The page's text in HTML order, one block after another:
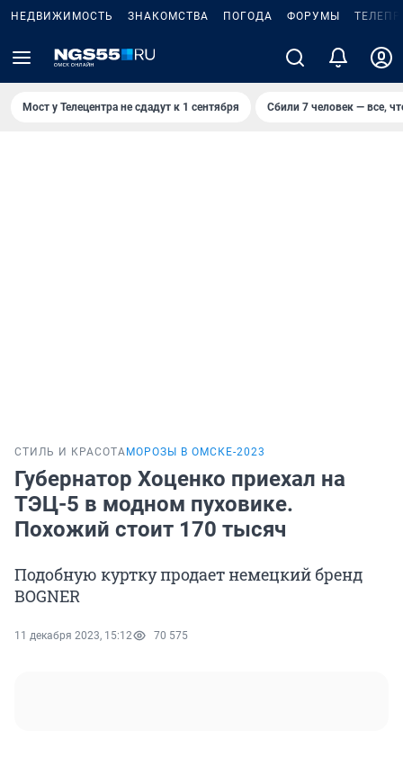
НЕДВИЖИМОСТЬ ЗНАКОМСТВА ПОГОДА ФОРУМЫ
Мост у Телецентра не сдадут к 1 сентября Сбили 7 человек — все,
СТИЛЬ И КРАСОТА МОРОЗЫ В ОМСКЕ-2023
Губернатор Хоценко приехал на
ТЭЦ-5 в модном пуховике.
Похожий стоит 170 тысяч
Подобную куртку продает немецкий бренд
BOGNER
11 декабря 2023, 15:12 70 575